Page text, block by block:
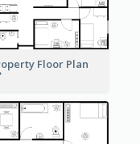
Floor Plan